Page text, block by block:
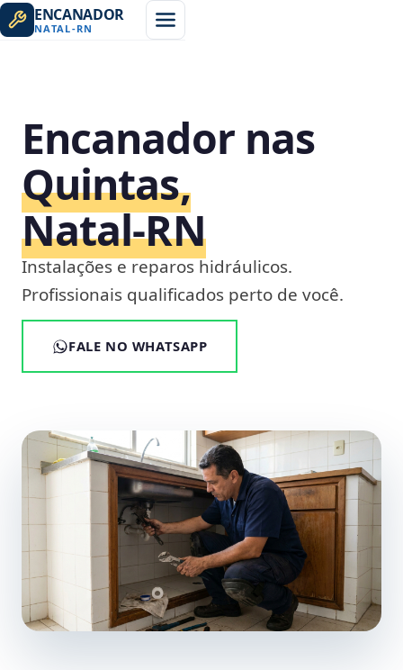
ENCANADOR
NATAL-RN
Encanador nas
Quintas,
Natal‑RN
Instalações e reparos hidráulicos.
Profissionais qualificados perto de você.
FALE NO WHATSAPP